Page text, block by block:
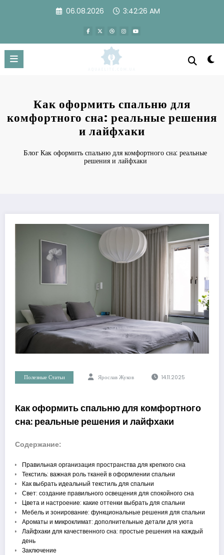
06.08.2026 3:42:27 AM
Как оформить спальню для
комфортного сна: реальные решения
и лайфхаки
Блог Как оформить спальню для комфортного сна: реальные
решения и лайфхаки
Полезные Статьи Ярослав Жуков 14.11.2025
Как оформить спальню для комфортного
сна: реальные решения и лайфхаки
Содержание:
Правильная организация пространства для крепкого сна
Текстиль: важная роль тканей в оформлении спальни
Как выбрать идеальный текстиль для спальни
Свет: создание правильного освещения для спокойного сна
Цвета и настроение: какие оттенки выбрать для спальни
Мебель и зонирование: функциональные решения для спальни
Ароматы и микроклимат: дополнительные детали для уюта
Лайфхаки для качественного сна: простые решения на каждый
день
Заключение